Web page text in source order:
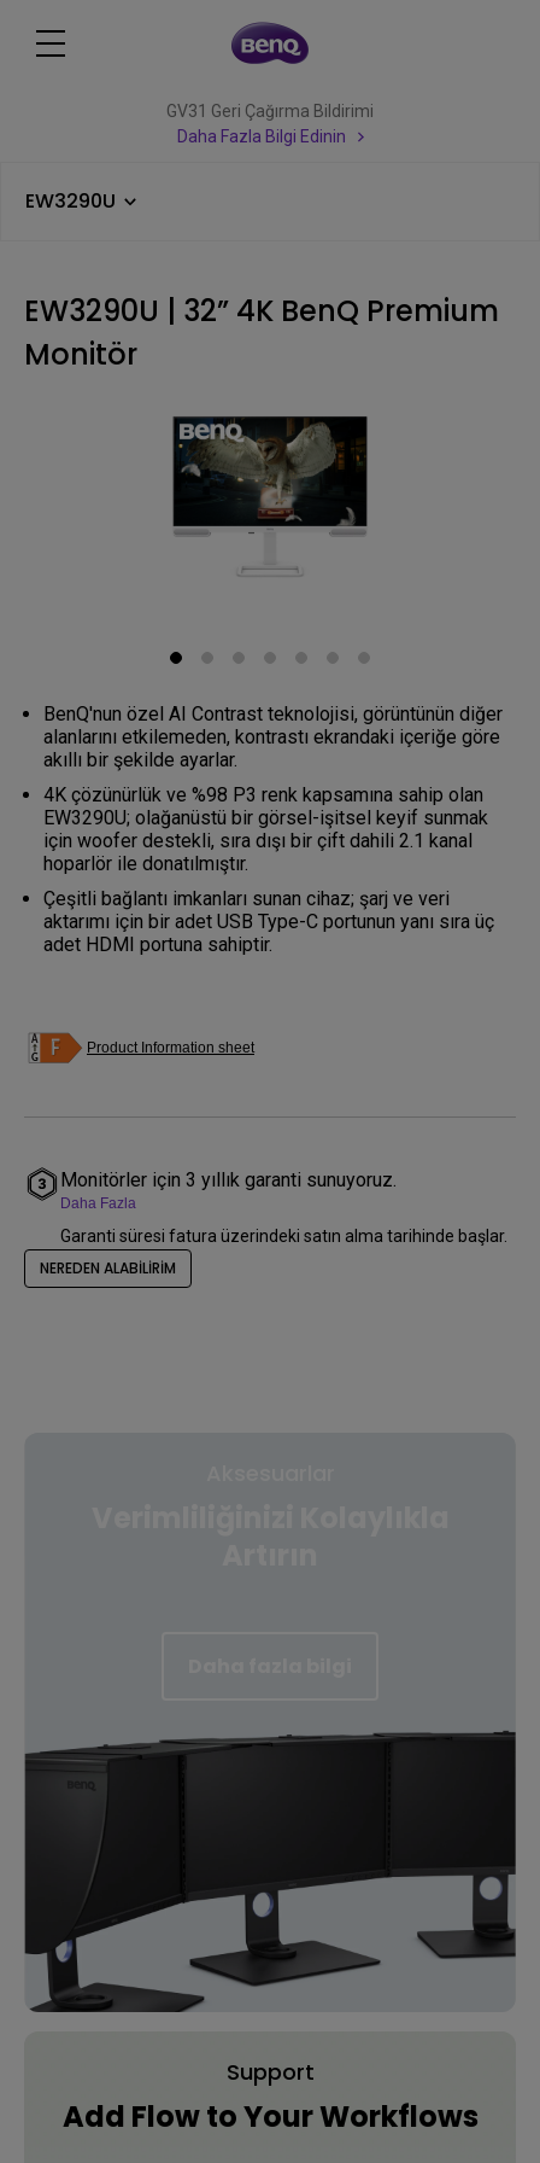
GV31 Geri Çağırma Bildirimi
Daha Fazla Bilgi Edinin
EW3290U
EW3290U | 32” 4K BenQ Premium
Monitör
BenQ'nun özel AI Contrast teknolojisi, görüntünün diğer
alanlarını etkilemeden, kontrastı ekrandaki içeriğe göre
akıllı bir şekilde ayarlar.
4K çözünürlük ve %98 P3 renk kapsamına sahip olan
EW3290U; olağanüstü bir görsel-işitsel keyif sunmak
için woofer destekli, sıra dışı bir çift dahili 2.1 kanal
hoparlör ile donatılmıştır.
Çeşitli bağlantı imkanları sunan cihaz; şarj ve veri
aktarımı için bir adet USB Type-C portunun yanı sıra üç
adet HDMI portuna sahiptir.
Product Information sheet
Monitörler için 3 yıllık garanti sunuyoruz.
Daha Fazla
Garanti süresi fatura üzerindeki satın alma tarihinde başlar.
NEREDEN ALABİLİRİM
Support
Add Flow to Your Workflows